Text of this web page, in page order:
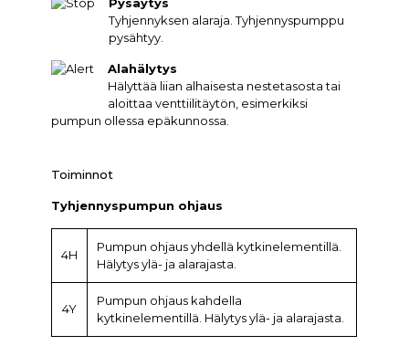
Tyhjennyksen alaraja. Tyhjennyspumppu
pysähtyy.
Alahälytys
Hälyttää liian alhaisesta nestetasosta tai
aloittaa venttiilitäytön, esimerkiksi
pumpun ollessa epäkunnossa.
Toiminnot
Tyhjennyspumpun ohjaus
4H
Pumpun ohjaus yhdellä kytkinelementillä.
Hälytys ylä- ja alarajasta.
4Y
Pumpun ohjaus kahdella
kytkinelementillä. Hälytys ylä- ja alarajasta.